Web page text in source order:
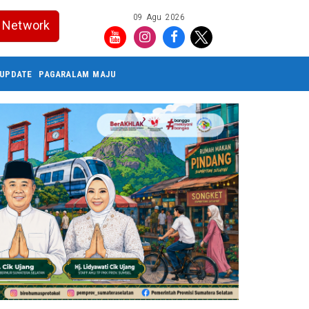
Network 09 Agu 2026
PAGARALAM MAJU